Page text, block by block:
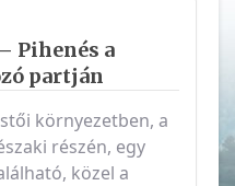
Pihenés a
partján
környezetben, a
részén, egy
közel a